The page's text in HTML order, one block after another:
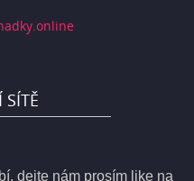
SÍTĚ
dejte nám prosím like na